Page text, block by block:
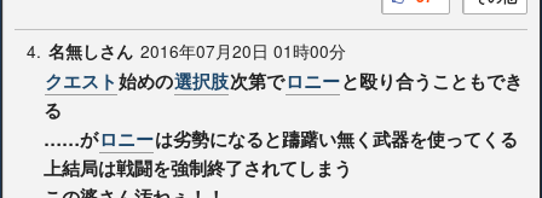
4. 名無しさん 2016年07月20日 01時00分
クエスト始めの選択肢次第でロニーと殴り合うこともでき
る
……がロニーは劣勢になると躊躇い無く武器を使ってくる
上結局は戦闘を強制終了されてしまう